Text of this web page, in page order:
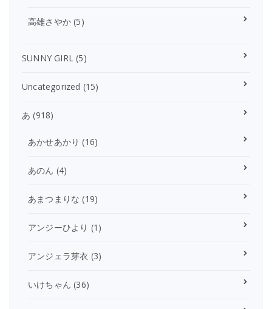
高雄さやか (5)
SUNNY GIRL (5)
Uncategorized (15)
あ (918)
あかせあかり (16)
あのん (4)
あまつまりな (19)
アンジーひより (1)
アンジェラ芽衣 (3)
いけちゃん (36)